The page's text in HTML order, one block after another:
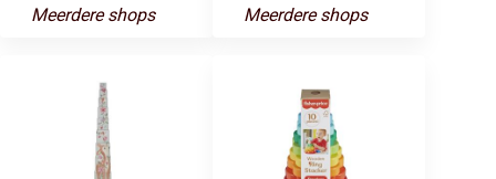
Meerdere shops Meerdere shops